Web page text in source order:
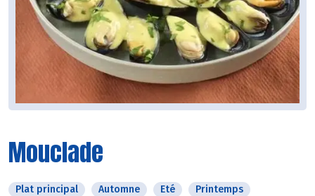
Mouclade
Plat principal Automne Eté Printemps